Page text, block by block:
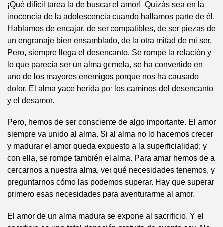
¡Qué difícil tarea la de buscar el amor! Quizás sea en la
inocencia de la adolescencia cuando hallamos parte de él.
Hablamos de encajar, de ser compatibles, de ser piezas de
un engranaje bien ensamblado, de la otra mitad de mi ser.
Pero, siempre llega el desencanto. Se rompe la relación y
lo que parecía ser un alma gemela, se ha convertido en
uno de los mayores enemigos porque nos ha causado
dolor. El alma yace herida por los caminos del desencanto
y el desamor.
Pero, hemos de ser consciente de algo importante. El amor
siempre va unido al alma. Si al alma no lo hacemos crecer
y madurar el amor queda expuesto a la superficialidad; y
con ella, se rompe también el alma. Para amar hemos de a
cercarnos a nuestra alma, ver qué necesidades tenemos, y
preguntarnos cómo las podemos superar. Hay que superar
primero esas necesidades para aventurarme al amor.
El amor de un alma madura se expone al sacrificio. Y el